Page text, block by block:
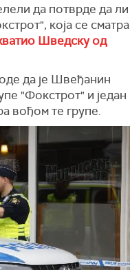
да потврде да ли
која се сматра
Шведску од
да је Швеђанин
"Фокстрот" и један
вођом те групе.